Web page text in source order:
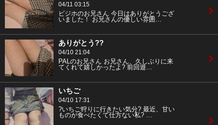
04/11 03:15
ビジホのお兄さん 今日はありがとうござ
いました！ お兄さんの優しい雰囲…
ありがとう??
04/10 21:04
PALのお兄さん お兄さん、久しぶりに来
てくれて嬉しかったよ? 前回遊…
いちご
04/10 17:31
?いちご狩りに行きたい気分? 最近、甘い
ものが食べたくて仕方ない私? …